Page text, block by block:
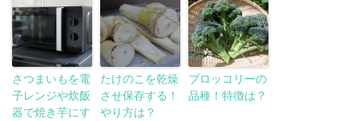
さつまいもを電
子レンジや炊飯
器で焼き芋にす
たけのこを乾燥
させ保存する！
やり方は？
ブロッコリーの
品種！特徴は？